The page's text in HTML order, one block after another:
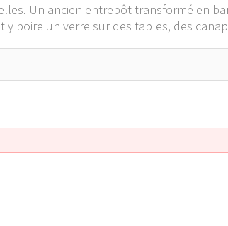
Un ancien entrepôt transformé en
boire un verre sur des tables, des